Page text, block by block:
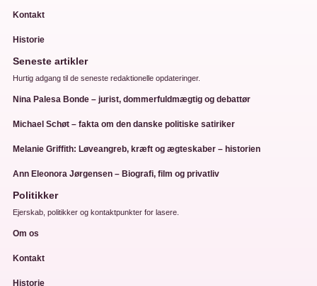
Kontakt
Historie
Seneste artikler
Hurtig adgang til de seneste redaktionelle opdateringer.
Nina Palesa Bonde – jurist, dommerfuldmægtig og debattør
Michael Schøt – fakta om den danske politiske satiriker
Melanie Griffith: Løveangreb, kræft og ægteskaber – historien
Ann Eleonora Jørgensen – Biografi, film og privatliv
Politikker
Ejerskab, politikker og kontaktpunkter for lasere.
Om os
Kontakt
Historie